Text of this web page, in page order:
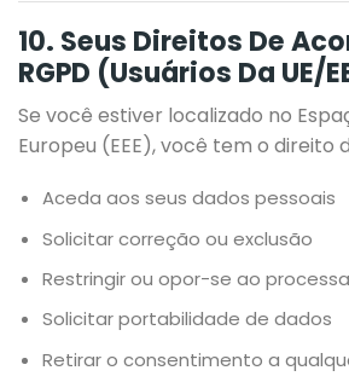
10. Seus Direitos De
RGPD (usuários Da UE/
Se você estiver localizado no
Europeu (EEE), você tem o direito
Aceda aos seus dados pessoais
Solicitar correção ou exclusão
Restringir ou opor-se ao
Solicitar portabilidade de dados
Retirar o consentimento a